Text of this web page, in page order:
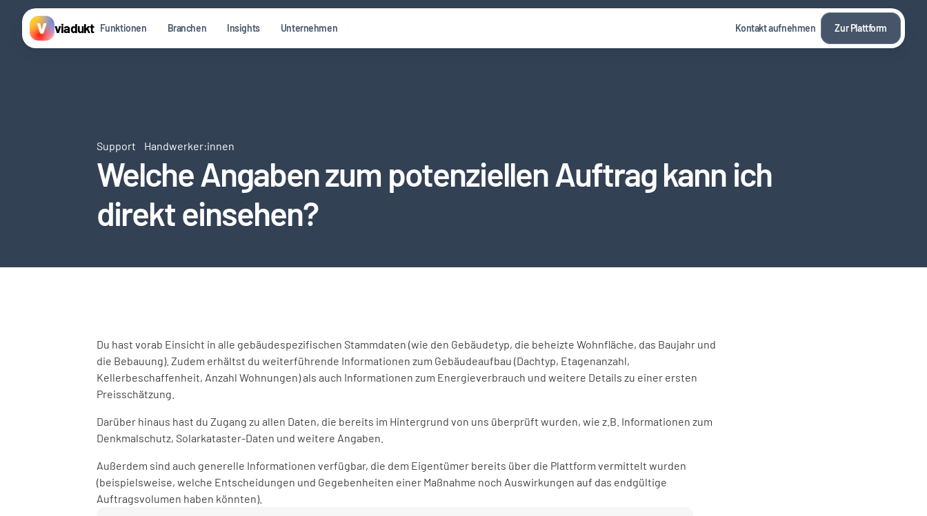
Support Handwerker:innen
Welche Angaben zum potenziellen Auftrag kann ich
direkt einsehen?
Du hast vorab Einsicht in alle gebäudespezifischen Stammdaten (wie den Gebäudetyp, die beheizte Wohnfläche, das Baujahr und
die Bebauung). Zudem erhältst du weiterführende Informationen zum Gebäudeaufbau (Dachtyp, Etagenanzahl,
Kellerbeschaffenheit, Anzahl Wohnungen) als auch Informationen zum Energieverbrauch und weitere Details zu einer ersten
Preisschätzung.
Darüber hinaus hast du Zugang zu allen Daten, die bereits im Hintergrund von uns überprüft wurden, wie z.B. Informationen zum
Denkmalschutz, Solarkataster-Daten und weitere Angaben.
Außerdem sind auch generelle Informationen verfügbar, die dem Eigentümer bereits über die Plattform vermittelt wurden
(beispielsweise, welche Entscheidungen und Gegebenheiten einer Maßnahme noch Auswirkungen auf das endgültige
Auftragsvolumen haben könnten).
viadukt Funktionen Branchen Insights Unternehmen Kontakt aufnehmen Zur Plattform